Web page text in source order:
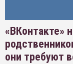
«ВКонтакте»
они требуют